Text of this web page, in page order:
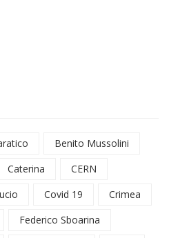
Benito Mussolini
Caterina
CERN
Covid 19
Crimea
Federico Sboarina